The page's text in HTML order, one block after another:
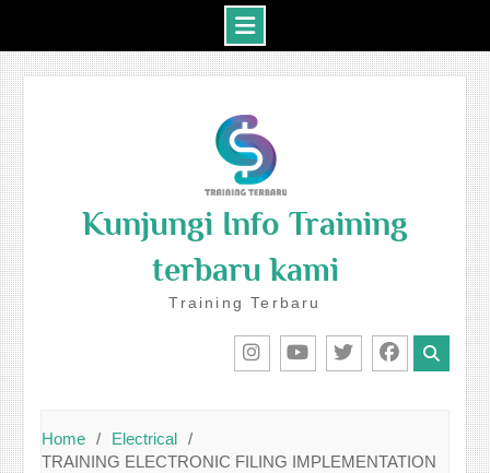
Kunjungi Info Training
terbaru kami
Training Terbaru
Home
Electrical
TRAINING ELECTRONIC FILING IMPLEMENTATION